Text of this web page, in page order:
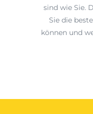
sind wie Sie.
Sie die
können und